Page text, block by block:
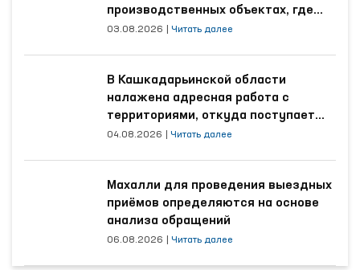
производственных объектах, где
трудятся осуждённые
03.08.2026 Читать далее
В Кашкадарьинской области
налажена адресная работа с
территориями, откуда поступает
наибольшее количество обращений
04.08.2026 Читать далее
Махалли для проведения выездных
приёмов определяются на основе
анализа обращений
06.08.2026 Читать далее